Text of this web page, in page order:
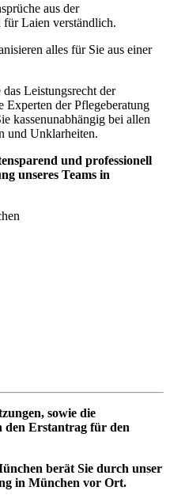
aus der
für Laien verständlich.
alles für Sie aus einer
Leistungsrecht der
Experten der Pflegeberatung
kassenunabhängig bei allen
und Unklarheiten.
und professionell
unseres Teams in
sowie die
Erstantrag für den
berät Sie durch unser
in München vor Ort.